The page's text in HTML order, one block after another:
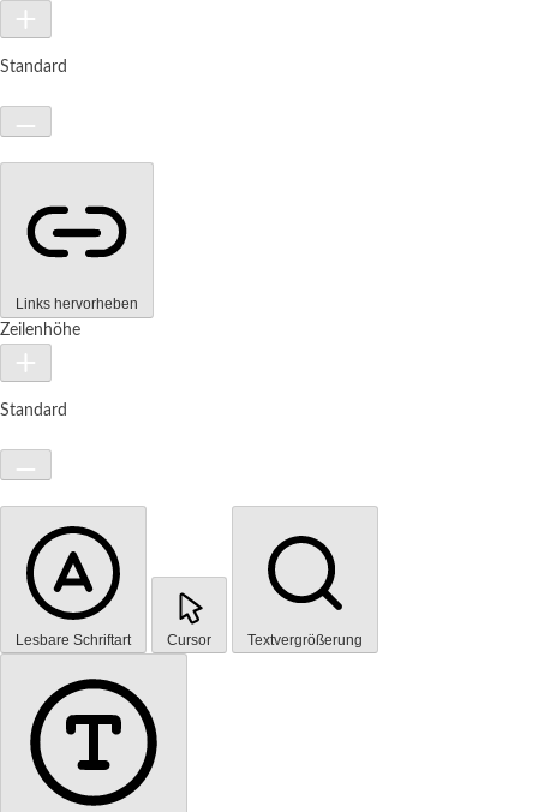
Standard
Links hervorheben
Zeilenhöhe
Standard
Lesbare Schriftart Cursor Textvergrößerung